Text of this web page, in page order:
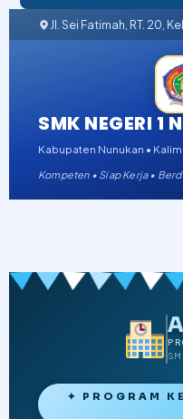
Jl. Sei Fatimah, RT. 20,
SMK NEGERI 1
Kabupaten Nunukan •
Kompeten • Siap Kerja •
✦ PROGRAM